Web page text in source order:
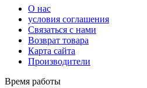
О нас
условия соглашения
Связаться с нами
Возврат товара
Карта сайта
Производители
Время работы